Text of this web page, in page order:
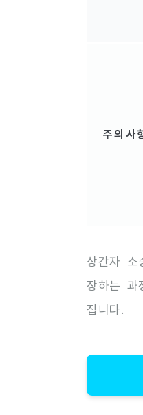
주의사
상간자
장하는 과
집니다.